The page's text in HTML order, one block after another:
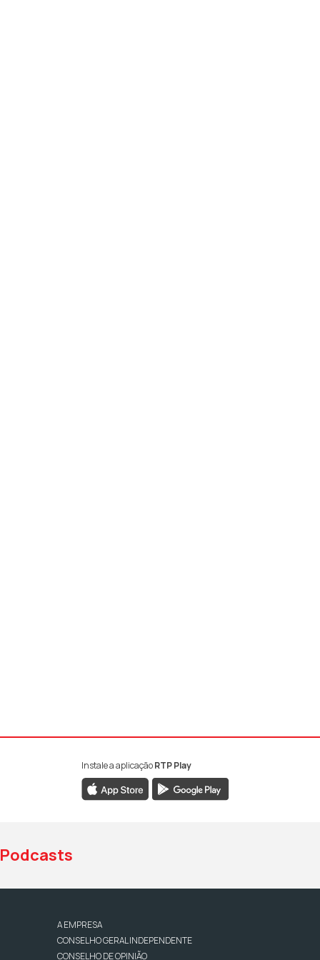
da RTP Antena 1
da RTP Antena 1
YouTube da RTP Antena 1
Instale a aplicaçãoRTP Play
Podcasts
A EMPRESA
CONSELHO GERAL INDEPENDENTE
CONSELHO DE OPINIÃO